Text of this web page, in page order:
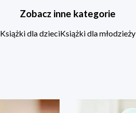
Zobacz inne kategorie
Książki dla dzieciKsiążki dla młodzieży